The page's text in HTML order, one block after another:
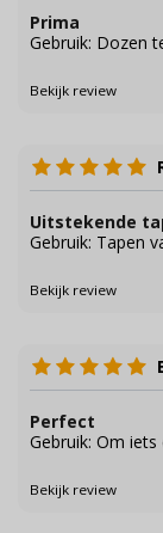
Prima
Gebruik: Dozen
Bekijk review
Uitstekende
Gebruik: Tapen
Bekijk review
Perfect
Gebruik: Om
Bekijk review